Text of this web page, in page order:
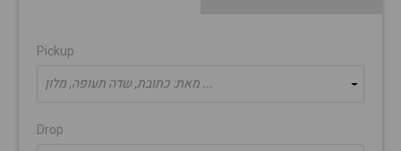
Pickup
מאת: כתובת, שדה תעופה, מלון ...
Drop